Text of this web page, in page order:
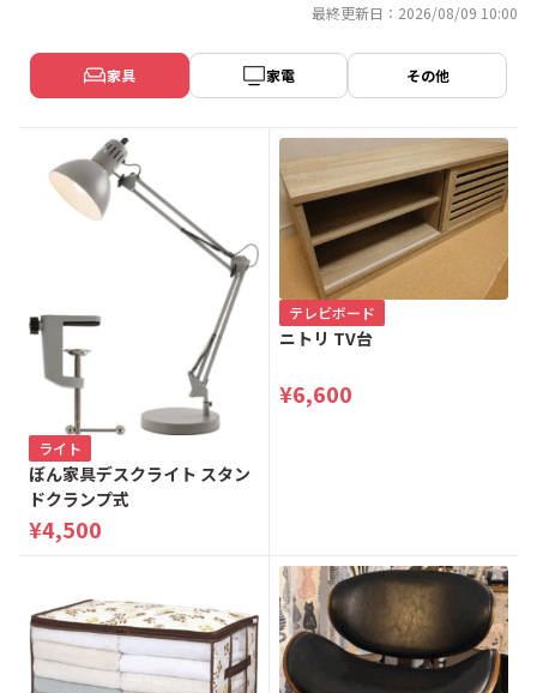
最終更新日：2026/08/09 10:00
家具 家電 その他
ライト
ぼん家具デスクライト スタン
ドクランプ式
¥4,500
テレビボード
ニトリ TV台
¥6,600